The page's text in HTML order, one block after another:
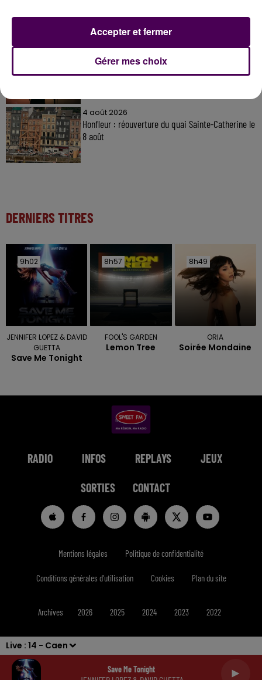
Live : 14 - Caen
Save Me Tonight
Inscrivez-vous au casting The Voice & The Voice
Kids !
4 août 2026
Honfleur : réouverture du quai Sainte-Catherine le
8 août
DERNIERS TITRES
9h02
9h02
JENNIFER LOPEZ & DAVID
GUETTA
Save Me Tonight
8h57
8h57
FOOL'S GARDEN
Lemon Tree
8h49
8h49
ORIA
Soirée Mondaine
RADIO INFOS REPLAYS JEUX
SORTIES CONTACT
Mentions légales Politique de confidentialité
Conditions générales d'utilisation Cookies Plan du site
Archives 2026 2025 2024 2023 2022
Gérer mes choix
Accepter et fermer